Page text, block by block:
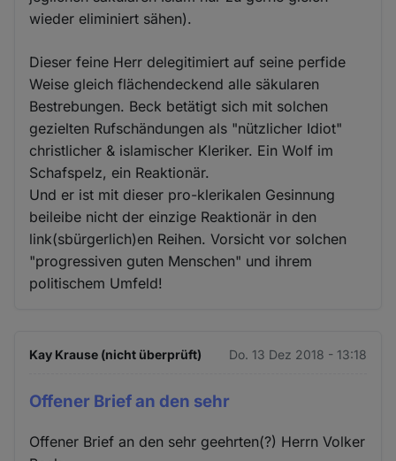
wieder eliminiert sähen).
Dieser feine Herr delegitimiert auf seine perfide
Weise gleich flächendeckend alle säkularen
Bestrebungen. Beck betätigt sich mit solchen
gezielten Rufschändungen als "nützlicher Idiot"
christlicher & islamischer Kleriker. Ein Wolf im
Schafspelz, ein Reaktionär.
Und er ist mit dieser pro-klerikalen Gesinnung
beileibe nicht der einzige Reaktionär in den
link(sbürgerlich)en Reihen. Vorsicht vor solchen
"progressiven guten Menschen" und ihrem
politischem Umfeld!
Kay Krause (nicht überprüft) Do. 13 Dez 2018 - 13:18
Offener Brief an den sehr
Offener Brief an den sehr geehrten(?) Herrn Volker